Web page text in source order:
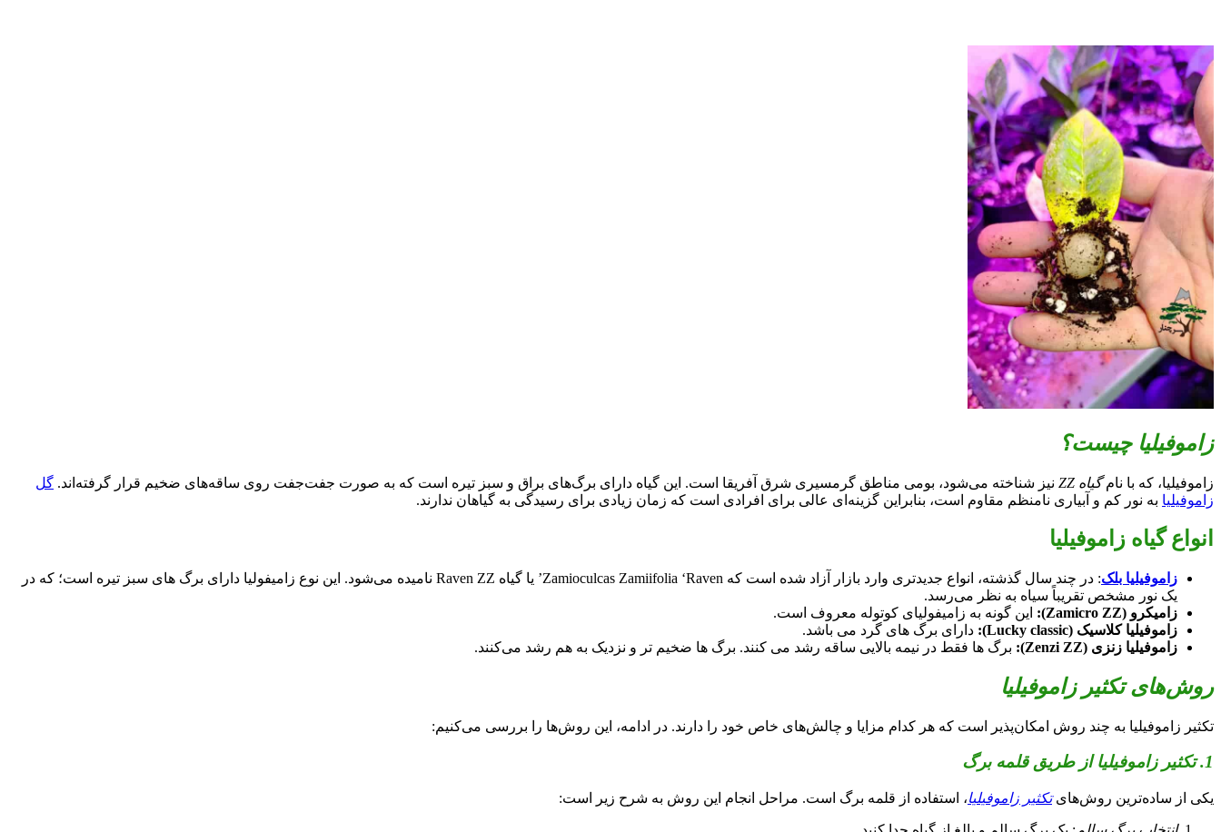
زاموفیلیا چیست؟
زاموفیلیا، که با نامگیاه ZZ نیز شناخته می‌شود، بومی مناطق گرمسیری شرق آفریقا است. این گیاه دارای برگ‌های براق و سبز تیره است که به صورت جفت‌جفت روی ساقه‌های ضخیم قرار گرفته‌اند. گل
زاموفیلیا به نور کم و آبیاری نامنظم مقاوم است، بنابراین گزینه‌ای عالی برای افرادی است که زمان زیادی برای رسیدگی به گیاهان ندارند.
انواع گیاه زاموفیلیا
زاموفیلیا بلک
: در چند سال گذشته، انواع جدیدتری وارد بازار آزاد شده است که Zamioculcas Zamiifolia ‘Raven’ یا گیاه Raven ZZ نامیده می‌شود. این نوع زامیفولیا دارای برگ های سبز تیره است؛ که در
یک نور مشخص تقریباً سیاه به نظر می‌رسد.
زامیکرو (Zamicro ZZ):
این گونه به زامیفولیای کوتوله معروف است.
زاموفیلیا کلاسیک (Lucky classic):
دارای برگ های گرد می باشد.
زاموفیلیا زنزی (Zenzi ZZ):
برگ ها فقط در نیمه بالایی ساقه رشد می کنند. برگ ها ضخیم تر و نزدیک به هم رشد می‌کنند.
روش‌های تکثیر زاموفیلیا
تکثیر زاموفیلیا به چند روش امکان‌پذیر است که هر کدام مزایا و چالش‌های خاص خود را دارند. در ادامه، این روش‌ها را بررسی می‌کنیم:
1. تکثیر زاموفیلیا از طریق قلمه برگ
یکی از ساده‌ترین روش‌هایتکثیر زاموفیلیا، استفاده از قلمه برگ است. مراحل انجام این روش به شرح زیر است: